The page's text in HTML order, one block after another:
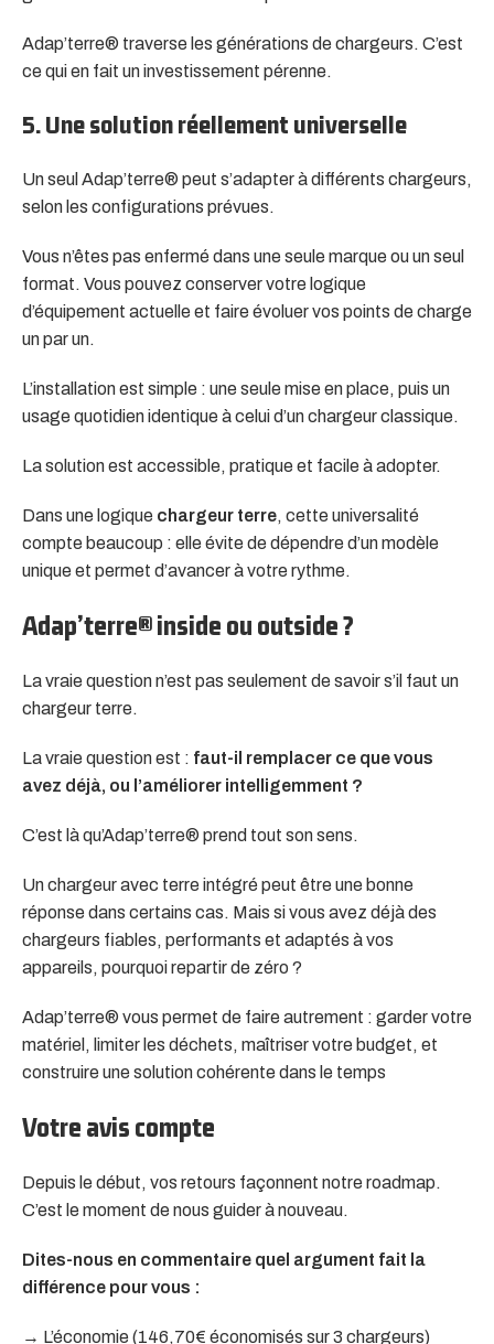
Adap’terre® traverse les générations de chargeurs. C’est
ce qui en fait un investissement pérenne.
5. Une solution réellement universelle
Un seul Adap’terre® peut s’adapter à différents chargeurs,
selon les configurations prévues.
Vous n’êtes pas enfermé dans une seule marque ou un seul
format. Vous pouvez conserver votre logique
d’équipement actuelle et faire évoluer vos points de charge
un par un.
L’installation est simple : une seule mise en place, puis un
usage quotidien identique à celui d’un chargeur classique.
La solution est accessible, pratique et facile à adopter.
Dans une logique chargeur terre, cette universalité
compte beaucoup : elle évite de dépendre d’un modèle
unique et permet d’avancer à votre rythme.
Adap’terre® inside ou outside ?
La vraie question n’est pas seulement de savoir s’il faut un
chargeur terre.
La vraie question est : faut-il remplacer ce que vous
avez déjà, ou l’améliorer intelligemment ?
C’est là qu’Adap’terre® prend tout son sens.
Un chargeur avec terre intégré peut être une bonne
réponse dans certains cas. Mais si vous avez déjà des
chargeurs fiables, performants et adaptés à vos
appareils, pourquoi repartir de zéro ?
Adap’terre® vous permet de faire autrement : garder votre
matériel, limiter les déchets, maîtriser votre budget, et
construire une solution cohérente dans le temps
Votre avis compte
Depuis le début, vos retours façonnent notre roadmap.
C’est le moment de nous guider à nouveau.
Dites-nous en commentaire quel argument fait la
différence pour vous :
→ L’économie (146,70€ économisés sur 3 chargeurs)